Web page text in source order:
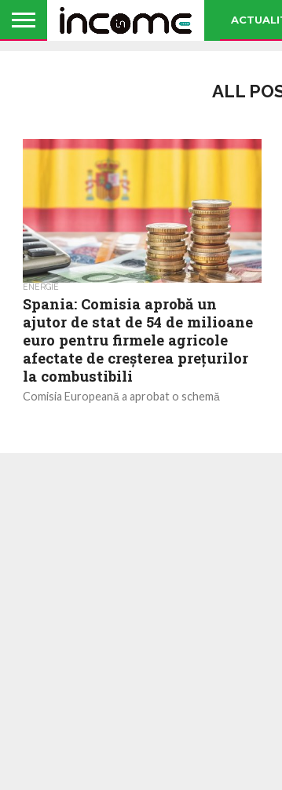
ALL
ENERGIE
Spania: Comisia aprobă un
ajutor de stat de 54 de milioane
euro pentru firmele agricole
afectate de creșterea prețurilor
la combustibili
Comisia Europeană a aprobat o schemă